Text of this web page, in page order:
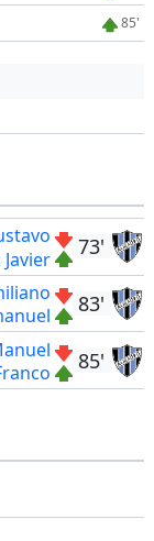
85'
73'
Javier
83'
85'